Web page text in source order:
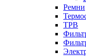
Ремни
ТРВ